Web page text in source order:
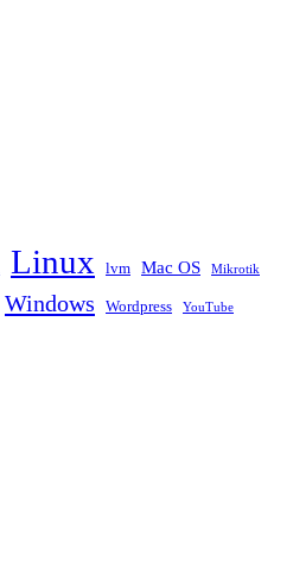
Linux lvm Mac OS Mikrotik
Windows Wordpress YouTube